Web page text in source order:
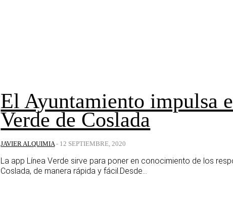
El Ayuntamiento impulsa
Verde de Coslada
JAVIER ALQUIMIA - 12 SEPTIEMBRE, 2020
La app Línea Verde sirve para poner en conocimiento de los
Coslada, de manera rápida y fácil.Desde...